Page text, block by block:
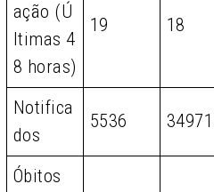
ação (Ú
ltimas 4
8 horas)
19 18
Notifica
dos
5536 34971
Óbitos